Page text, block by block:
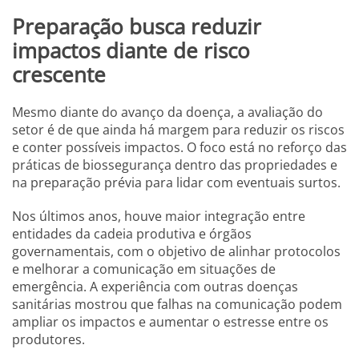
Preparação busca reduzir
impactos diante de risco
crescente
Mesmo diante do avanço da doença, a avaliação do
setor é de que ainda há margem para reduzir os riscos
e conter possíveis impactos. O foco está no reforço das
práticas de biossegurança dentro das propriedades e
na preparação prévia para lidar com eventuais surtos.
Nos últimos anos, houve maior integração entre
entidades da cadeia produtiva e órgãos
governamentais, com o objetivo de alinhar protocolos
e melhorar a comunicação em situações de
emergência. A experiência com outras doenças
sanitárias mostrou que falhas na comunicação podem
ampliar os impactos e aumentar o estresse entre os
produtores.